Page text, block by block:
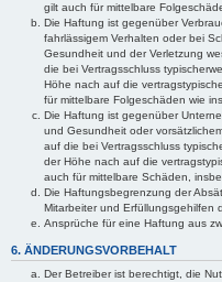
gilt auch für mittelbare
Die Haftung ist gegenüber
fahrlässigem Verhalten oder bei
Gesundheit und der Verletzung
die bei Vertragsschluss
Höhe nach auf die
für mittelbare Folgeschäden wie
Die Haftung ist gegenüber
und Gesundheit oder
auf die bei Vertragsschluss
der Höhe nach auf die
auch für mittelbare Schäden,
Die Haftungsbegrenzung der
Mitarbeiter und Erfüllungsgehilfen
Ansprüche für eine Haftung aus
6. ÄNDERUNGSVORBEHALT
Der Betreiber ist berechtigt, die